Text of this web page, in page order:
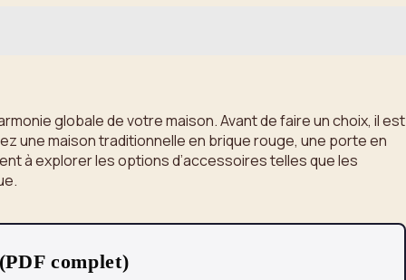
globale de votre maison. Avant de faire un choix, il est
une maison traditionnelle en brique rouge, une porte en
à explorer les options d’accessoires telles que les
complet)